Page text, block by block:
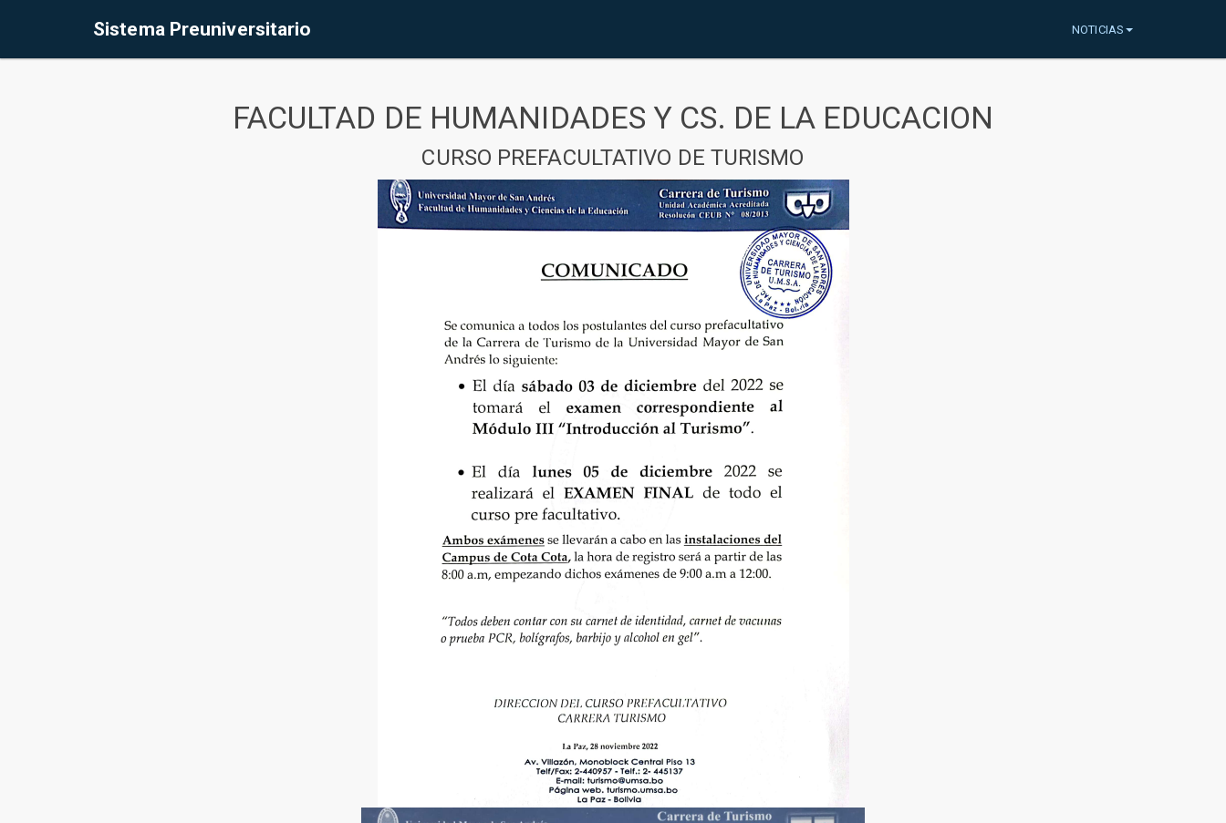
Sistema Preuniversitario NOTICIAS
FACULTAD DE HUMANIDADES Y CS. DE LA EDUCACION
CURSO PREFACULTATIVO DE TURISMO